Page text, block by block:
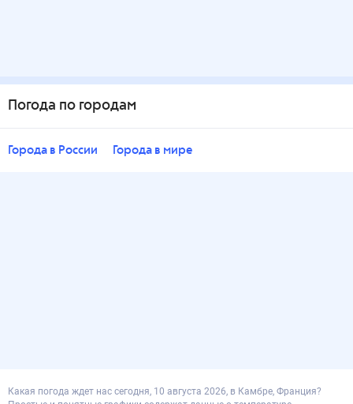
Погода по городам
Города в России Города в мире
Какая погода ждет нас сегодня, 10 августа 2026, в Камбре, Франция?